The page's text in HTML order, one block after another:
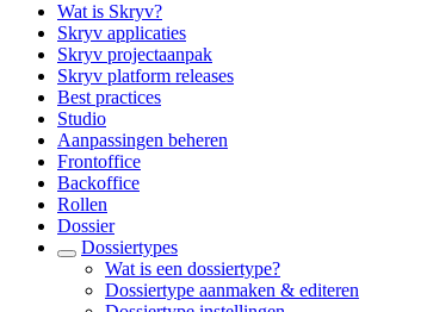
Wat is Skryv?
Skryv applicaties
Skryv projectaanpak
Skryv platform releases
Best practices
Studio
Aanpassingen beheren
Frontoffice
Backoffice
Rollen
Dossier
Dossiertypes
Wat is een dossiertype?
Dossiertype aanmaken & editeren